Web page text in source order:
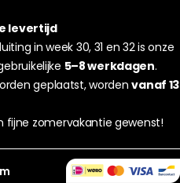
levertijd
in week 30, 31 en 32 is onze
5–8 werkdagen.
geplaatst, wordenvanaf 13
fijne zomervakantie gewenst!